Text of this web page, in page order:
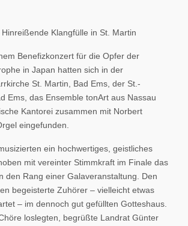
Hinreißende Klangfülle in St. Martin
Benefizkonzert für die Opfer der
in Japan hatten sich in der
St. Martin, Bad Ems, der St.-
Ems, das Ensemble tonArt aus Nassau
Kantorei zusammen mit Norbert
eingefunden.
ein hochwertiges, geistliches
mit vereinter Stimmkraft im Finale das
den Rang einer Galaveranstaltung. Den
begeisterte Zuhörer – vielleicht etwas
– im dennoch gut gefüllten Gotteshaus.
loslegten, begrüßte Landrat Günter